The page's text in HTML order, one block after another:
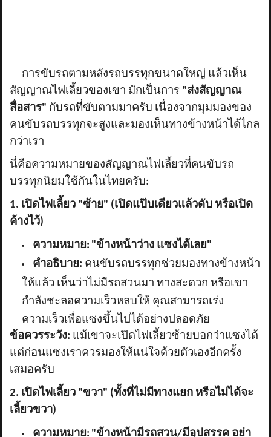
การขับรถตามหลังรถบรรทุกขนาดใหญ่ แล้วเห็น
สัญญาณไฟเลี้ยวของเขา มักเป็นการ "ส่งสัญญาณ
สื่อสาร" กับรถที่ขับตามมาครับ เนื่องจากมุมมองของ
คนขับรถบรรทุกจะสูงและมองเห็นทางข้างหน้าได้ไกล
กว่าเรา
นี่คือความหมายของสัญญาณไฟเลี้ยวที่คนขับรถ
บรรทุกนิยมใช้กันในไทยครับ:
1. เปิดไฟเลี้ยว "ซ้าย" (เปิดแป๊บเดียวแล้วดับ หรือเปิด
ค้างไว้)
ความหมาย: "ข้างหน้าว่าง แซงได้เลย"
คำอธิบาย: คนขับรถบรรทุกช่วยมองทางข้างหน้า
ให้แล้ว เห็นว่าไม่มีรถสวนมา ทางสะดวก หรือเขา
กำลังชะลอความเร็วหลบให้ คุณสามารถเร่ง
ความเร็วเพื่อแซงขึ้นไปได้อย่างปลอดภัย
ข้อควรระวัง: แม้เขาจะเปิดไฟเลี้ยวซ้ายบอกว่าแซงได้
แต่ก่อนแซงเราควรมองให้แน่ใจด้วยตัวเองอีกครั้ง
เสมอครับ
2. เปิดไฟเลี้ยว "ขวา" (ทั้งที่ไม่มีทางแยก หรือไม่ได้จะ
เลี้ยวขวา)
ความหมาย: "ข้างหน้ามีรถสวน/มีอุปสรรค อย่า